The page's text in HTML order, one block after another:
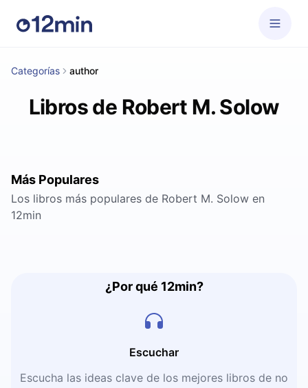
Categorías author
Libros de Robert M. Solow
Más Populares
Los libros más populares de Robert M. Solow en
12min
¿Por qué 12min?
Escuchar
Escucha las ideas clave de los mejores libros de no